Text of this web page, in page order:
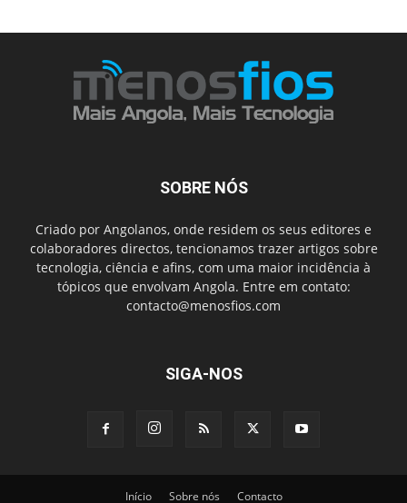
SOBRE NÓS
Criado por Angolanos, onde residem os seus editores e
colaboradores directos, tencionamos trazer artigos sobre
tecnologia, ciência e afins, com uma maior incidência à
tópicos que envolvam Angola. Entre em contato:
contacto@menosfios.com
SIGA-NOS
Início Sobre nós Contacto